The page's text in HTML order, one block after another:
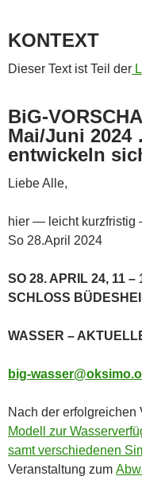
KONTEXT
Dieser Text ist Teil der
BiG-
Mai/Juni
entwickeln
Liebe Alle,
hier — leicht kurzfristig
So 28.April 2024
SO 28. APRIL 24, 11
SCHLOSS
WASSER –
big-
Nach der erfolgreichen
Modell zur
samt verschiedenen
Veranstaltung zum